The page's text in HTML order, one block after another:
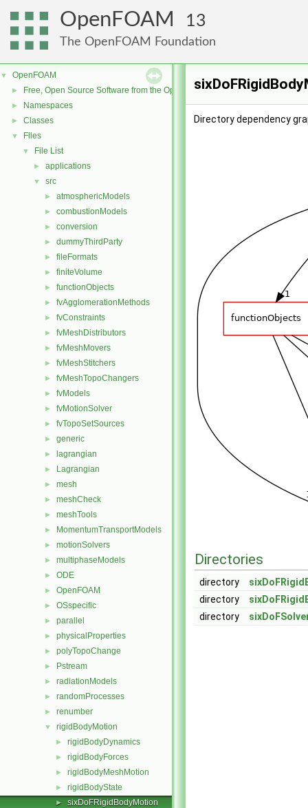
OpenFOAM 13
The OpenFOAM Foundation
▼ OpenFOAM
► Free, Open Source Software from the OpenFOAM Foundation
► Namespaces
► Classes
▼ Files
▼ File List
► applications
▼ src
► atmosphericModels
► combustionModels
► conversion
► dummyThirdParty
► fileFormats
► finiteVolume
► functionObjects
► fvAgglomerationMethods
► fvConstraints
► fvMeshDistributors
► fvMeshMovers
► fvMeshStitchers
► fvMeshTopoChangers
► fvModels
► fvMotionSolver
► fvTopoSetSources
► generic
► lagrangian
► Lagrangian
► mesh
► meshCheck
► meshTools
► MomentumTransportModels
► motionSolvers
► multiphaseModels
► ODE
► OpenFOAM
► OSspecific
► parallel
► physicalProperties
► polyTopoChange
► Pstream
► radiationModels
► randomProcesses
► renumber
▼ rigidBodyMotion
► rigidBodyDynamics
► rigidBodyForces
► rigidBodyMeshMotion
► rigidBodyState
► sixDoFRigidBodyMotion
Directory dependency
Directories
directory
directory
directory